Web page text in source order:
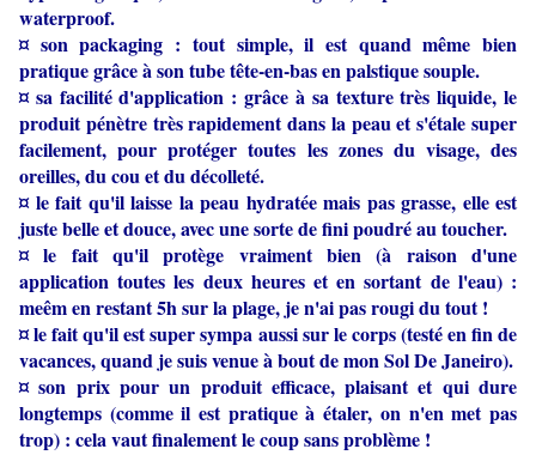
waterproof.
¤ son packaging : tout simple, il est quand même bien
pratique grâce à son tube tête-en-bas en palstique souple.
¤ sa facilité d'application : grâce à sa texture très liquide, le
produit pénètre très rapidement dans la peau et s'étale super
facilement, pour protéger toutes les zones du visage, des
oreilles, du cou et du décolleté.
¤ le fait qu'il laisse la peau hydratée mais pas grasse, elle est
juste belle et douce, avec une sorte de fini poudré au toucher.
¤ le fait qu'il protège vraiment bien (à raison d'une
application toutes les deux heures et en sortant de l'eau) :
meêm en restant 5h sur la plage, je n'ai pas rougi du tout !
¤ le fait qu'il est super sympa aussi sur le corps (testé en fin de
vacances, quand je suis venue à bout de mon Sol De Janeiro).
¤ son prix pour un produit efficace, plaisant et qui dure
longtemps (comme il est pratique à étaler, on n'en met pas
trop) : cela vaut finalement le coup sans problème !